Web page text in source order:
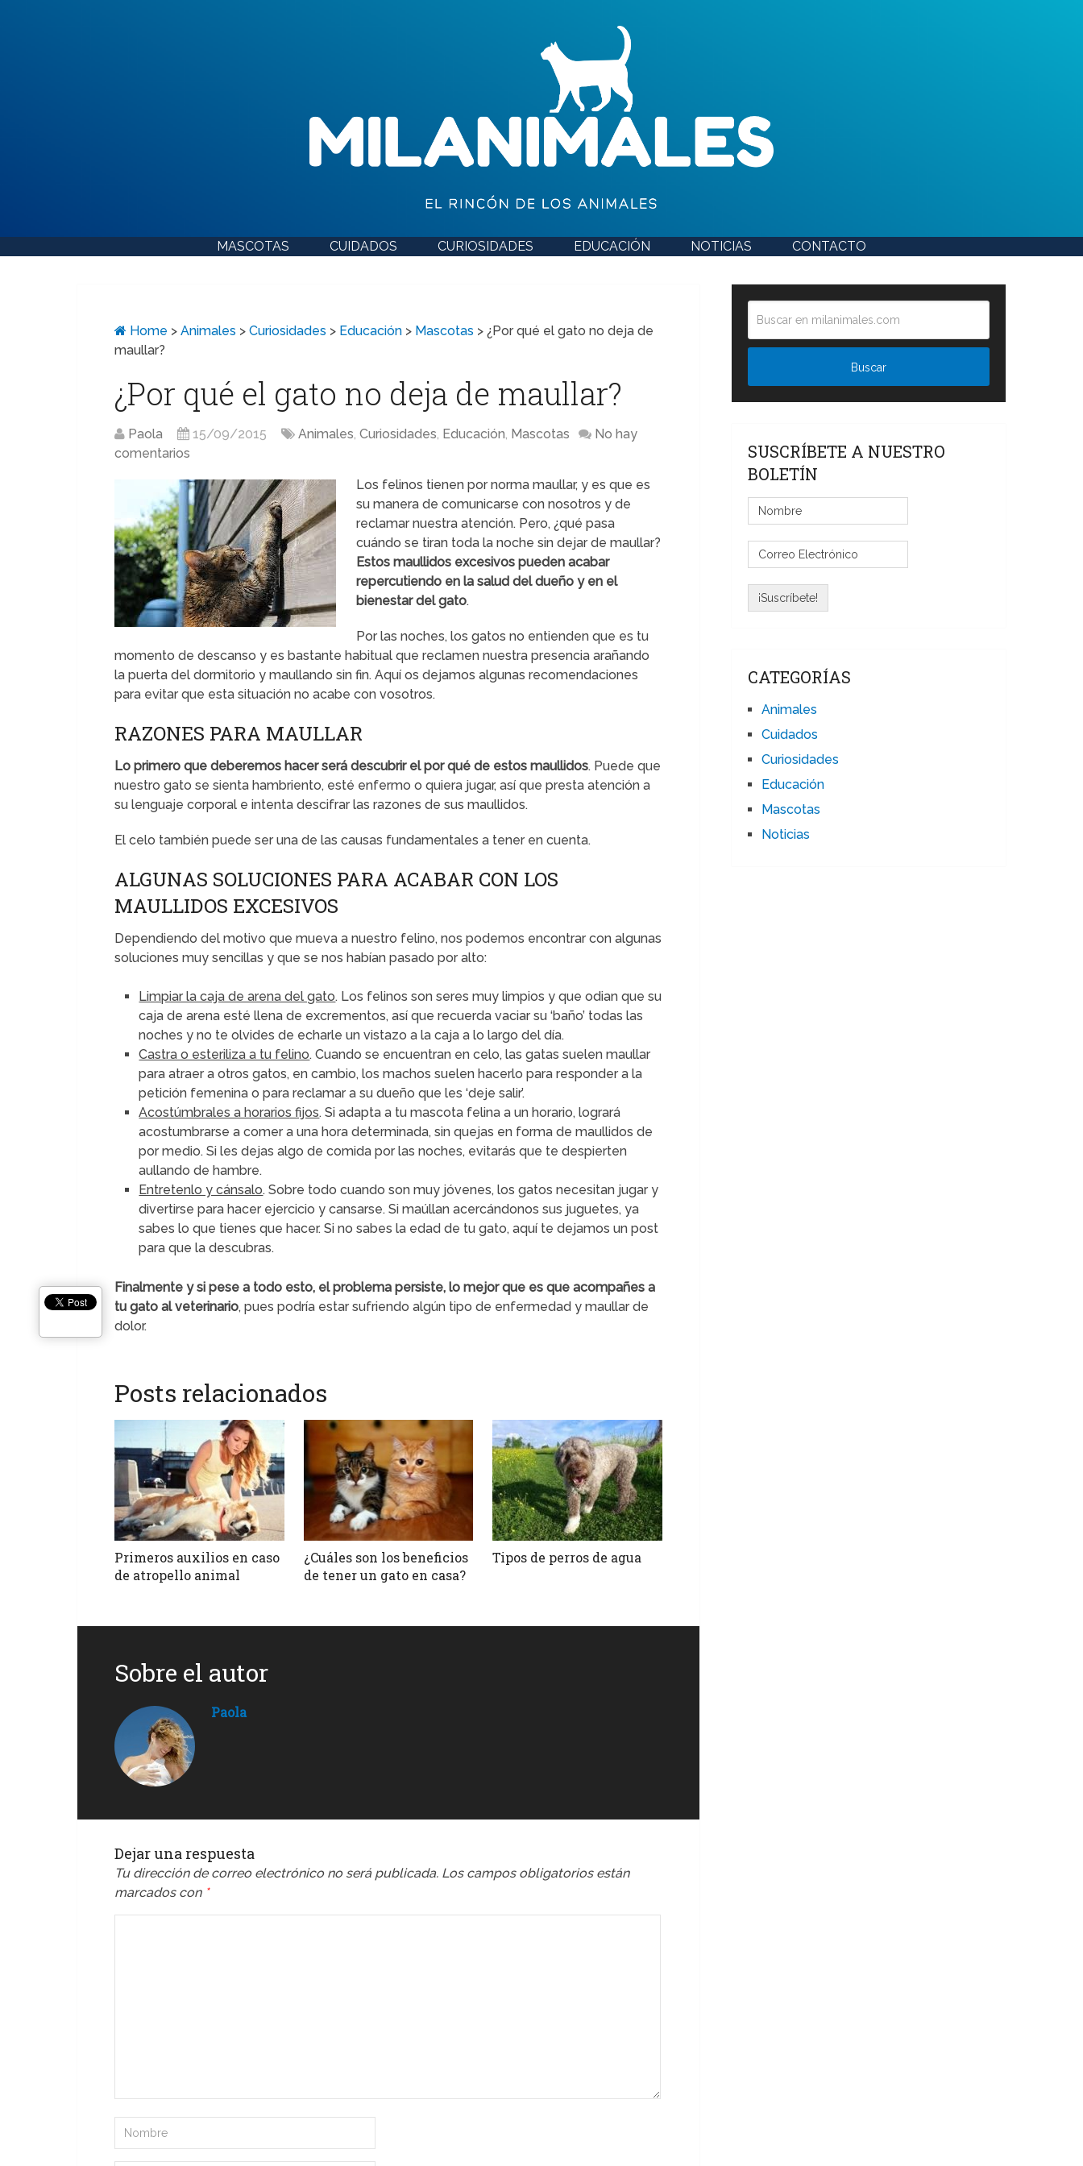
MASCOTAS CUIDADOS CURIOSIDADES EDUCACIÓN NOTICIAS CONTACTO
Home >Animales >Curiosidades > Educación > Mascotas >¿Por qué el gato no deja de
maullar?
¿Por qué el gato no deja de maullar?
Paola 15/09/2015 Animales,Curiosidades, Educación, Mascotas
No hay
comentarios
Los felinos tienen por norma maullar, y es que es
su manera de comunicarse con nosotros y de
reclamar nuestra atención. Pero, ¿qué pasa
cuándo se tiran toda la noche sin dejar de maullar?
Estos maullidos excesivos pueden acabar
repercutiendo en la salud del dueño y en el
bienestar del gato.
Por las noches, los gatos no entienden que es tu
momento de descanso y es bastante habitual que reclamen nuestra presencia arañando
la puerta del dormitorio y maullando sin fin. Aquí os dejamos algunas recomendaciones
para evitar que esta situación no acabe con vosotros.
RAZONES PARA MAULLAR
Lo primero que deberemos hacer será descubrir el por qué de estos maullidos. Puede que
nuestro gato se sienta hambriento, esté enfermo o quiera jugar, así que presta atención a
su lenguaje corporal e intenta descifrar las razones de sus maullidos.
El celo también puede ser una de las causas fundamentales a tener en cuenta.
ALGUNAS SOLUCIONES PARA ACABAR CON LOS
MAULLIDOS EXCESIVOS
Dependiendo del motivo que mueva a nuestro felino, nos podemos encontrar con algunas
soluciones muy sencillas y que se nos habían pasado por alto:
Limpiar la caja de arena del gato. Los felinos son seres muy limpios y que odian que su
caja de arena esté llena de excrementos, así que recuerda vaciar su ‘baño’ todas las
noches y no te olvides de echarle un vistazo a la caja a lo largo del día.
Castra o esteriliza a tu felino. Cuando se encuentran en celo, las gatas suelen maullar
para atraer a otros gatos, en cambio, los machos suelen hacerlo para responder a la
petición femenina o para reclamar a su dueño que les ‘deje salir’.
Acostúmbrales a horarios fijos. Si adapta a tu mascota felina a un horario, logrará
acostumbrarse a comer a una hora determinada, sin quejas en forma de maullidos de
por medio. Si les dejas algo de comida por las noches, evitarás que te despierten
aullando de hambre.
Entretenlo y cánsalo. Sobre todo cuando son muy jóvenes, los gatos necesitan jugar y
divertirse para hacer ejercicio y cansarse. Si maúllan acercándonos sus juguetes, ya
sabes lo que tienes que hacer. Si no sabes la edad de tu gato, aquí te dejamos un post
para que la descubras.
Finalmente y si pese a todo esto, el problema persiste, lo mejor que es que acompañes a
tu gato al veterinario, pues podría estar sufriendo algún tipo de enfermedad y maullar de
dolor.
Posts relacionados
Primeros auxilios en caso
de atropello animal
¿Cuáles son los beneficios
de tener un gato en casa?
Tipos de perros de agua
Sobre el autor
Paola
Dejar una respuesta
Tu dirección de correo electrónico no será publicada. Los campos obligatorios están
marcados con *
SUSCRÍBETE A NUESTRO
BOLETÍN
CATEGORÍAS
Animales
Cuidados
Curiosidades
Educación
Mascotas
Noticias